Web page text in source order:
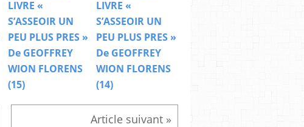
LIVRE «
S’ASSEOIR UN
PEU PLUS PRES »
De GEOFFREY
WION FLORENS
(15)
LIVRE «
S’ASSEOIR UN
PEU PLUS PRES »
De GEOFFREY
WION FLORENS
(14)